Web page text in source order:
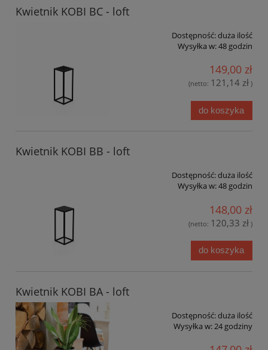
Kwietnik KOBI BC - loft
Dostępność:duża ilość
Wysyłka w:48 godzin
149,00 zł
(netto: 121,14 zł )
do koszyka
Kwietnik KOBI BB - loft
Dostępność:duża ilość
Wysyłka w:48 godzin
148,00 zł
(netto: 120,33 zł )
do koszyka
Kwietnik KOBI BA - loft
Dostępność:duża ilość
Wysyłka w: 24 godziny